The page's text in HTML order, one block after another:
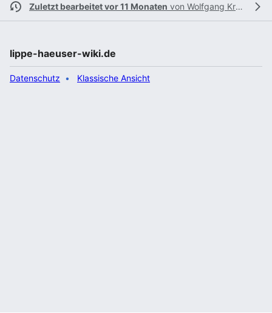
Zuletzt bearbeitet vor 11 Monaten von Wolfgang Kramer
lippe-haeuser-wiki.de
Datenschutz Klassische Ansicht